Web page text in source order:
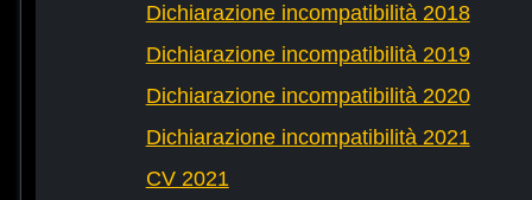
Dichiarazione incompatibilità 2018
Dichiarazione incompatibilità 2019
Dichiarazione incompatibilità 2020
Dichiarazione incompatibilità 2021
CV 2021